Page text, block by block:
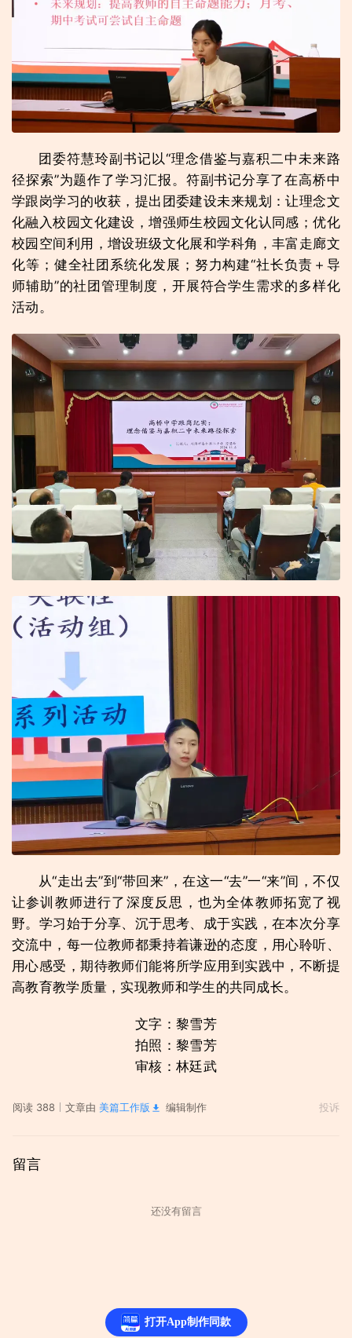
团委符慧玲副书记以“理念借鉴与嘉积二中未来路
径探索”为题作了学习汇报。符副书记分享了在高桥中
学跟岗学习的收获，提出团委建设未来规划：让理念文
化融入校园文化建设，增强师生校园文化认同感；优化
校园空间利用，增设班级文化展和学科角，丰富走廊文
化等；健全社团系统化发展；努力构建“社长负责＋导
师辅助”的社团管理制度，开展符合学生需求的多样化
活动。
从“走出去”到“带回来”，在这一“去”一“来”间，不仅
让参训教师进行了深度反思，也为全体教师拓宽了视
野。学习始于分享、沉于思考、成于实践，在本次分享
交流中，每一位教师都秉持着谦逊的态度，用心聆听、
用心感受，期待教师们能将所学应用到实践中，不断提
高教育教学质量，实现教师和学生的共同成长。
文字：黎雪芳
拍照：黎雪芳
审核：林廷武
阅读 388 文章由 美篇工作版 编辑制作 投诉
留言
还没有留言
打开App制作同款